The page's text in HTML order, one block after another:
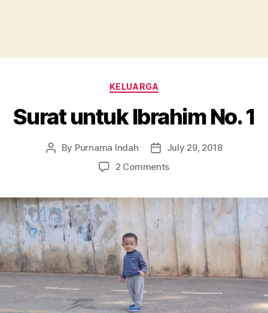
Categories
KELUARGA
Surat untuk Ibrahim No. 1
Post
By Purnama Indah
PostJuly 29, 2018
2 Commentson
Ibrahim
No.